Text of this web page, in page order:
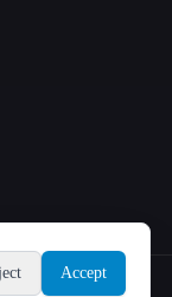
Accept